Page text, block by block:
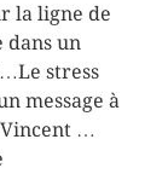
la ligne de
un
stress
message à
…